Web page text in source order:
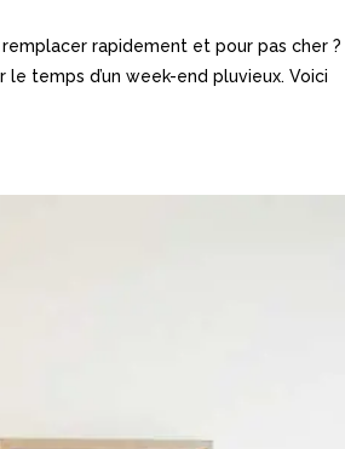
rapidement et pour pas cher ?
temps d’un week-end pluvieux. Voici